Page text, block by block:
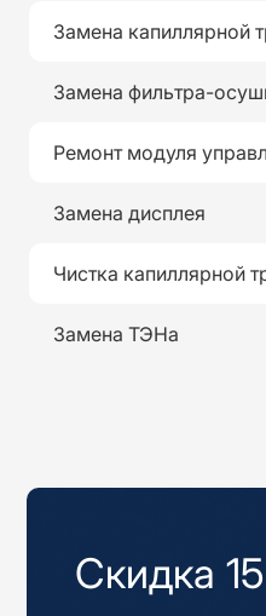
Замена капиллярной
Замена фильтра-
Ремонт модуля
Замена дисплея
Чистка капиллярной
Замена ТЭНа
Скидка